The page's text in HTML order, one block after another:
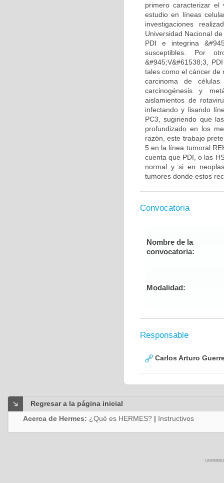
primero caracterizar
estudio en líneas
investigaciones
Universidad Nacional
PDI e integrina
susceptibles. Por
&#945;V&#61538;3,
tales como el cáncer de
carcinoma de
carcinogénesis y
aislamientos de
infectando y lisando
PC3, sugiriendo que
profundizado en los
razón, este trabajo
5 en la línea tumoral
cuenta que PDI, o las
normal y si en
tumores donde estos
Convocatoria
Nombre de la
convocatoria:
Modalidad:
Responsable
Carlos Arturo
Regresar a la página inicial
Acerca de Hermes: ¿Qué es HERMES? | Instructivos